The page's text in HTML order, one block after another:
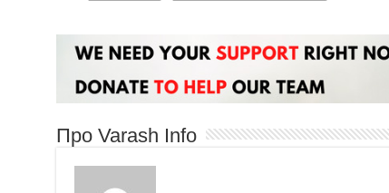
Про Varash Info